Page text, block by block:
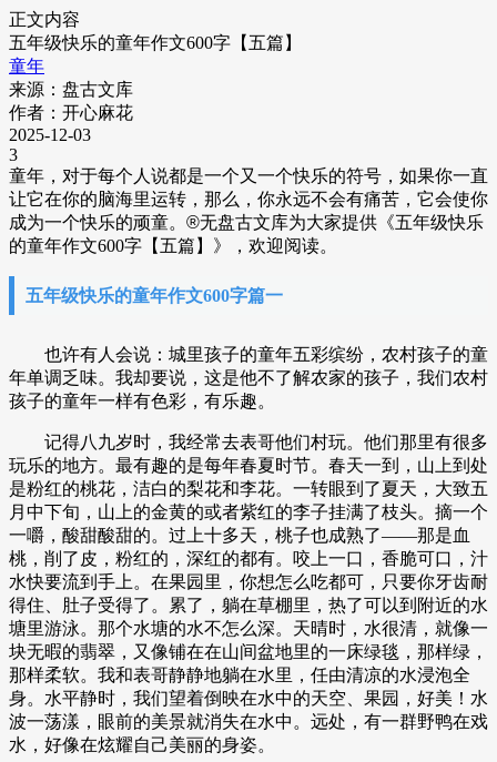
正文内容
五年级快乐的童年作文600字【五篇】
童年
来源：盘古文库
作者：开心麻花
2025-12-03
3
童年，对于每个人说都是一个又一个快乐的符号，如果你一直
让它在你的脑海里运转，那么，你永远不会有痛苦，它会使你
成为一个快乐的顽童。 ®无盘古文库为大家提供《五年级快乐
的童年作文600字【五篇】》，欢迎阅读。
五年级快乐的童年作文600字篇一
也许有人会说：城里孩子的童年五彩缤纷，农村孩子的童
年单调乏味。我却要说，这是他不了解农家的孩子，我们农村
孩子的童年一样有色彩，有乐趣。
记得八九岁时，我经常去表哥他们村玩。他们那里有很多
玩乐的地方。最有趣的是每年春夏时节。春天一到，山上到处
是粉红的桃花，洁白的梨花和李花。一转眼到了夏天，大致五
月中下旬，山上的金黄的或者紫红的李子挂满了枝头。摘一个
一嚼，酸甜酸甜的。过上十多天，桃子也成熟了——那是血
桃，削了皮，粉红的，深红的都有。咬上一口，香脆可口，汁
水快要流到手上。在果园里，你想怎么吃都可，只要你牙齿耐
得住、肚子受得了。累了，躺在草棚里，热了可以到附近的水
塘里游泳。那个水塘的水不怎么深。天晴时，水很清，就像一
块无暇的翡翠，又像铺在在山间盆地里的一床绿毯，那样绿，
那样柔软。我和表哥静静地躺在水里，任由清凉的水浸泡全
身。水平静时，我们望着倒映在水中的天空、果园，好美！水
波一荡漾，眼前的美景就消失在水中。远处，有一群野鸭在戏
水，好像在炫耀自己美丽的身姿。